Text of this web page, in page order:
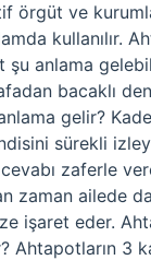
örgüt ve
kullanılır.
şu anlama
bacaklı
gelir?
sürekli
zaferle
zaman ailede
işaret eder.
Ahtapotların 3